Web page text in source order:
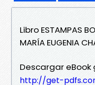
Libro ESTAMPAS
MARÍA EUGENIA
Descargar
http://get-